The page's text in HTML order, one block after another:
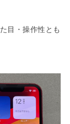
目・操作性とも